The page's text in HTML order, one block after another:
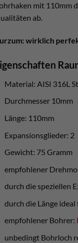
mit 110mm
ab.
wirklich
Material: AISI 316L
Durchmesser 10mm
Länge: 110mm
Expansionsglieder: 2
Gewicht: 75 Gramm
empfohlener
durch die speziellen
durch die Länge
empfohlener Bohrer:
unbedingt Bohrloch